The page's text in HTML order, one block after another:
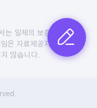
글쓰기
일체의 보증 및
은 자료제공자에게
않습니다.